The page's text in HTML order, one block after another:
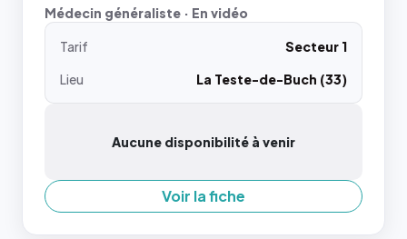
Médecin généraliste · En vidéo
Tarif
Secteur 1
Lieu
La Teste-de-Buch (33)
Aucune disponibilité à venir
Voir la fiche